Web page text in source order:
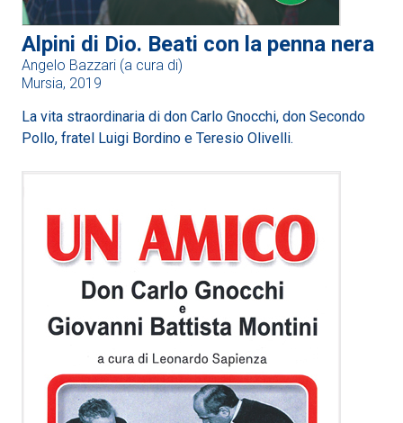
Alpini di Dio. Beati con la penna nera
Angelo Bazzari (a cura di)
Mursia, 2019
La vita straordinaria di don Carlo Gnocchi, don Secondo
Pollo, fratel Luigi Bordino e Teresio Olivelli.